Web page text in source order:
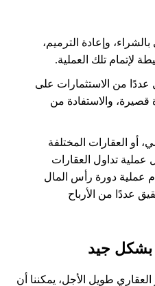
وإعادة الترميم،
لإتمام تلك العملية.
من الاستثمارات على
قصيرة، والاستفادة من
أو العقارات المختلفة
تداول العقارات
عملية دورة رأس المال
عددًا من الأرباح
بشكل جيد
طويل الأجل، يمكننا أن